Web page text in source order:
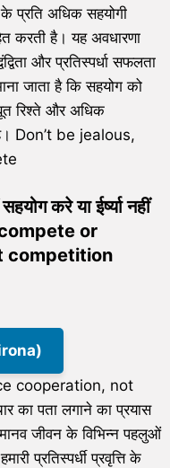
प्रति अधिक सहयोगी
करती है। यह अवधारणा
और प्रतिस्पर्धा सफलता
जाता है कि सहयोग को
रिश्ते और अधिक
है। Don’t be jealous,
करे या ईर्ष्या नहीं
compete or
competition
cooperation, not
का पता लगाने का प्रयास
जीवन के विभिन्न पहलुओं
प्रतिस्पर्धी प्रवृत्ति के